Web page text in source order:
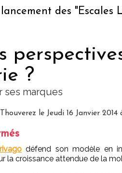
des "Escales
?
marques
le Jeudi 16 Janvier 2014
défend son modèle en
la croissance attendue de la